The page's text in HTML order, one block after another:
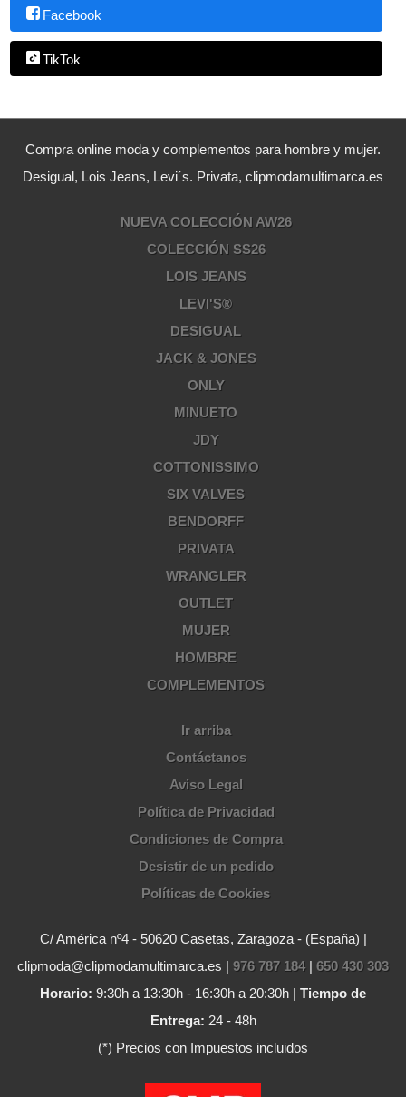
Facebook
TikTok
Compra online moda y complementos para hombre y mujer.
Desigual, Lois Jeans, Levi´s. Privata, clipmodamultimarca.es
NUEVA COLECCIÓN AW26
COLECCIÓN SS26
LOIS JEANS
LEVI'S®
DESIGUAL
JACK & JONES
ONLY
MINUETO
JDY
COTTONISSIMO
SIX VALVES
BENDORFF
PRIVATA
WRANGLER
OUTLET
MUJER
HOMBRE
COMPLEMENTOS
Ir arriba
Contáctanos
Aviso Legal
Política de Privacidad
Condiciones de Compra
Desistir de un pedido
Políticas de Cookies
C/ América nº4 - 50620 Casetas, Zaragoza - (España) |
clipmoda@clipmodamultimarca.es | 976 787 184| 650 430 303
Horario: 9:30h a 13:30h - 16:30h a 20:30h | Tiempo de
Entrega: 24 - 48h
(*) Precios con Impuestos incluidos